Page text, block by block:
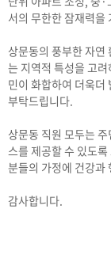
서의 무한한 잠재력을
상문동의 풍부한 자연
는 지역적 특성을 고
민이 화합하여 더욱더
부탁드립니다.
상문동 직원 모두는
스를 제공할 수 있도
분들의 가정에 건강과
감사합니다.